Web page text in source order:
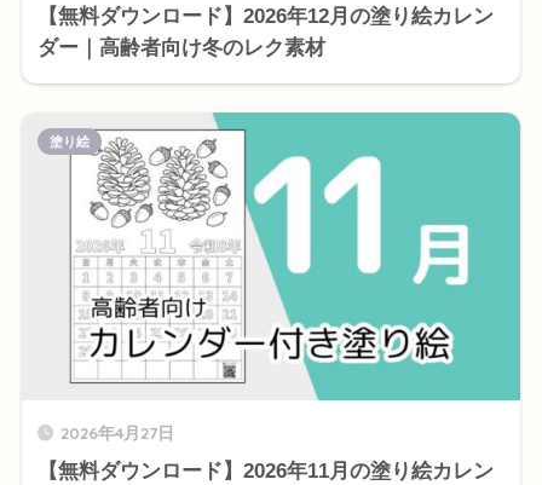
【無料ダウンロード】2026年12月の塗り絵カレン
ダー｜高齢者向け冬のレク素材
2026年4月27日
【無料ダウンロード】2026年11月の塗り絵カレン
塗り絵